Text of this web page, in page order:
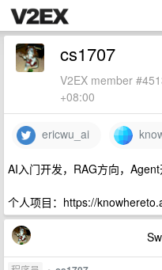
cs1707
V2EX member
+08:00
ericwu_ai
AI入门开发，RAG方向，
个人项目：https://